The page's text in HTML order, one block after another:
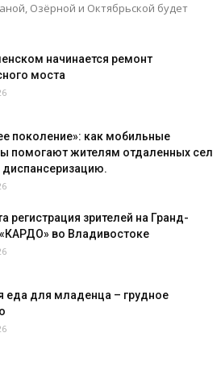
Озёрной и Октябрьской будет
начинается ремонт
моста
поколение»: как мобильные
помогают жителям отдаленных сел
диспансеризацию.
регистрация зрителей на Гранд-
во Владивостоке
еда для младенца – грудное